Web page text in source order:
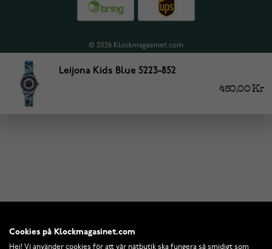
© 2026 Klockmagasinet.com
Leijona Kids Blue 5223-852
450,00 Kr
Cookies på Klockmagasinet.com
Hej! Vi använder cookies för att vår nätbutik ska fungera så smidigt som